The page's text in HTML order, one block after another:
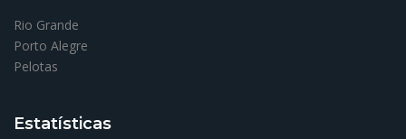
Rio Grande
Porto Alegre
Pelotas
Estatísticas